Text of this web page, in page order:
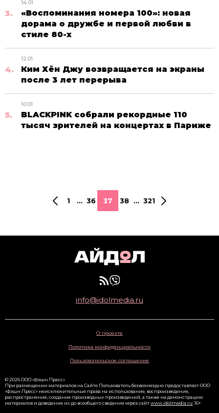
14:01
«Воспоминания номера 100»: новая
дорама о дружбе и первой любви в
стиле 80-х
12:01
Ким Хён Джу возвращается на экраны
после 3 лет перерыва
10:01
BLACKPINK собрали рекордные 110
тысяч зрителей на концертах в Париже
1 ... 36 37 38 ... 321
info@idolmedia.ru
О проекте
Политика конфиденциальности
Пользовательское соглашение
© 2026 ООО «Фэшн Пресс»
При размещении материалов на Сайте Пользователь безвозмездно предоставляет ООО
«Фэшн Пресс» неисключительные права на использование, воспроизведение,
распространение, создание производных произведений, а также на демонстрацию
материалов и доведение их до всеобщего сведения через сайтwww.idolmedia.ru . 16+